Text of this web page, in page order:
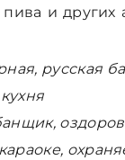
и других
русская